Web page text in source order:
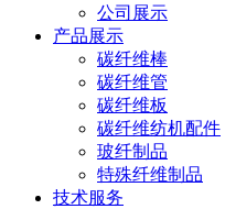
公司展示
产品展示
碳纤维棒
碳纤维管
碳纤维板
碳纤维纺机配件
玻纤制品
特殊纤维制品
技术服务